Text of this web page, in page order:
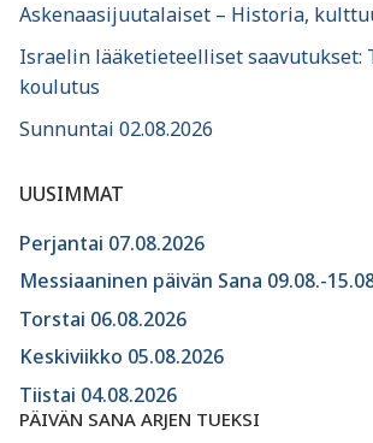
Askenaasijuutalaiset – Historia,
Israelin lääketieteelliset saavutukset:
koulutus
Sunnuntai 02.08.2026
UUSIMMAT
Perjantai 07.08.2026
Messiaaninen päivän Sana 09.08.-
Torstai 06.08.2026
Keskiviikko 05.08.2026
Tiistai 04.08.2026
PÄIVÄN SANA ARJEN TUEKSI